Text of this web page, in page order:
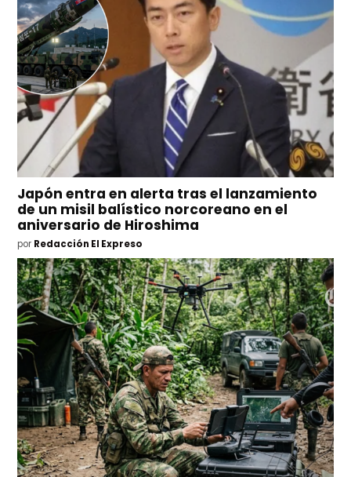
Japón entra en alerta tras el lanzamiento
de un misil balístico norcoreano en el
aniversario de Hiroshima
por Redacción El Expreso